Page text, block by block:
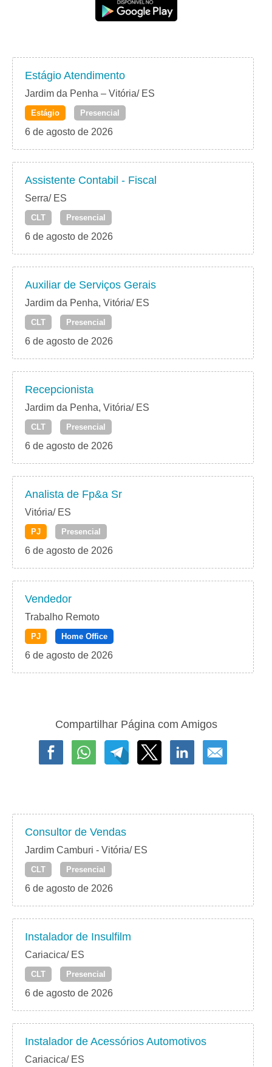
Estágio Atendimento
Jardim da Penha – Vitória/ ES
Estágio Presencial
6 de agosto de 2026
Assistente Contabil - Fiscal
Serra/ ES
CLT Presencial
6 de agosto de 2026
Auxiliar de Serviços Gerais
Jardim da Penha, Vitória/ ES
CLT Presencial
6 de agosto de 2026
Recepcionista
Jardim da Penha, Vitória/ ES
CLT Presencial
6 de agosto de 2026
Analista de Fp&a Sr
Vitória/ ES
PJ Presencial
6 de agosto de 2026
Vendedor
Trabalho Remoto
PJ Home Office
6 de agosto de 2026
Compartilhar Página com Amigos
Consultor de Vendas
Jardim Camburi - Vitória/ ES
CLT Presencial
6 de agosto de 2026
Instalador de Insulfilm
Cariacica/ ES
CLT Presencial
6 de agosto de 2026
Instalador de Acessórios Automotivos
Cariacica/ ES